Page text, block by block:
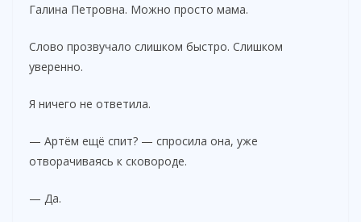
Галина Петровна. Можно просто мама.
Слово прозвучало слишком быстро. Слишком
уверенно.
Я ничего не ответила.
— Артём ещё спит? — спросила она, уже
отворачиваясь к сковороде.
— Да.